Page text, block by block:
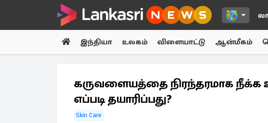
இந்தியா உலகம் விளையாட்டு ஆன்மீகம்
கருவளையத்தை நிரந்தரமாக நீக்க
எப்படி தயாரிப்பது?
Skin Care